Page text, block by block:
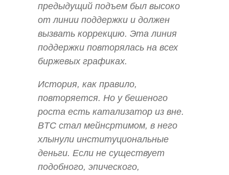
предыдущий подъем был высоко
от линии поддержки и должен
вызвать коррекцию. Эта линия
поддержки повторялась на всех
биржевых графиках.
История, как правило,
повторяется. Но у бешеного
роста есть катализатор из вне.
BTC стал мейнсртимом, в него
хлынули институциональные
деньги. Если не существует
подобного, эпического,